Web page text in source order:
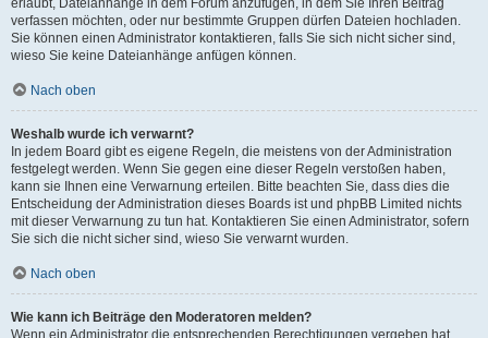
erlaubt, Dateianhänge in dem Forum anzufügen, in dem Sie Ihren Beitrag
verfassen möchten, oder nur bestimmte Gruppen dürfen Dateien hochladen.
Sie können einen Administrator kontaktieren, falls Sie sich nicht sicher sind,
wieso Sie keine Dateianhänge anfügen können.
Nach oben
Weshalb wurde ich verwarnt?
In jedem Board gibt es eigene Regeln, die meistens von der Administration
festgelegt werden. Wenn Sie gegen eine dieser Regeln verstoßen haben,
kann sie Ihnen eine Verwarnung erteilen. Bitte beachten Sie, dass dies die
Entscheidung der Administration dieses Boards ist und phpBB Limited nichts
mit dieser Verwarnung zu tun hat. Kontaktieren Sie einen Administrator, sofern
Sie sich die nicht sicher sind, wieso Sie verwarnt wurden.
Nach oben
Wie kann ich Beiträge den Moderatoren melden?
Wenn ein Administrator die entsprechenden Berechtigungen vergeben hat,